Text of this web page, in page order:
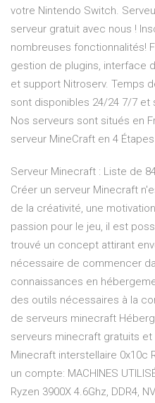
votre Nintendo Switch.
serveur gratuit avec nous !
nombreuses fonctionnalités!
gestion de plugins, interface
et support Nitroserv. Temps
sont disponibles 24/24 7/7 et
Nos serveurs sont situés en
serveur MineCraft en 4 Étapes
Serveur Minecraft : Liste de
Créer un serveur Minecraft
de la créativité, une
passion pour le jeu, il est
trouvé un concept attirant
nécessaire de commencer
connaissances en
des outils nécessaires à la
de serveurs minecraft
serveurs minecraft gratuits
Minecraft interstellaire 0x10c
un compte: MACHINES
Ryzen 3900X 4.6Ghz, DDR4,